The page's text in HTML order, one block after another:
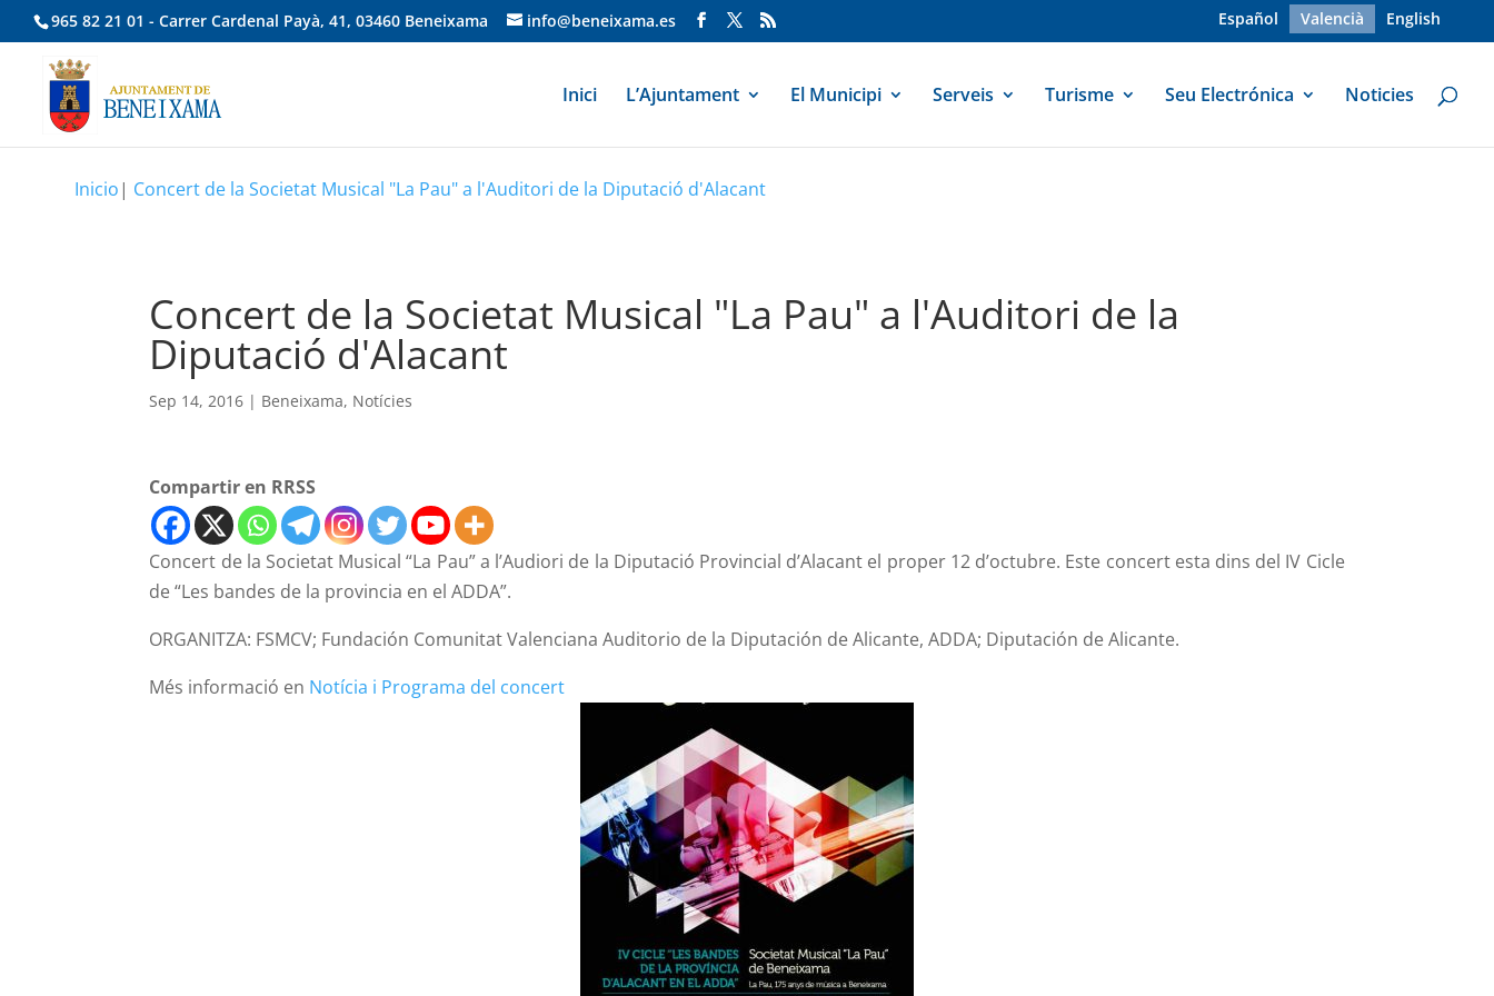
965 82 21 01 - Carrer Cardenal Payà, 41, 03460 Beneixama info@beneixama.es Español Valencià English
Inici L’Ajuntament El Municipi Serveis Turisme Seu Electrónica Noticies
Inicio| Concert de la Societat Musical "La Pau" a l'Auditori de la Diputació d'Alacant
Concert de la Societat Musical "La Pau" a l'Auditori de la
Diputació d'Alacant
Sep 14, 2016 | Beneixama, Notícies
Compartir en RRSS
Concert de la Societat Musical “La Pau” a l’Audiori de la Diputació Provincial d’Alacant el proper 12 d’octubre. Este concert esta dins del IV Cicle
de “Les bandes de la provincia en el ADDA”.
ORGANITZA: FSMCV; Fundación Comunitat Valenciana Auditorio de la Diputación de Alicante, ADDA; Diputación de Alicante.
Més informació en Notícia i Programa del concert